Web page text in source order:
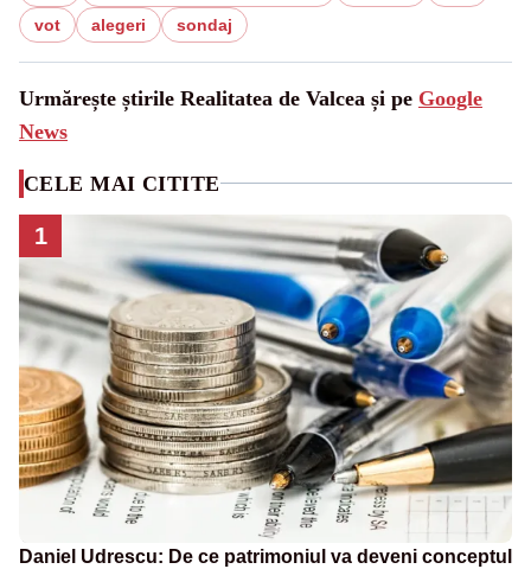
vot
alegeri sondaj
Urmărește știrile Realitatea de Valcea și pe Google
News
CELE MAI CITITE
1
Daniel Udrescu: De ce patrimoniul va deveni conceptul